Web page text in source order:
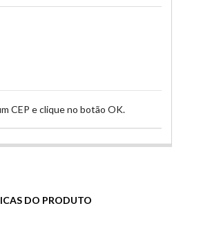
CEP e clique no botão OK.
DO PRODUTO